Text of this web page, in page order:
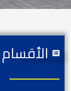
الأقسام